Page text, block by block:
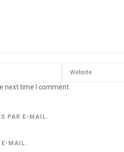
next time I comment.
PAR E-MAIL.
E-MAIL.